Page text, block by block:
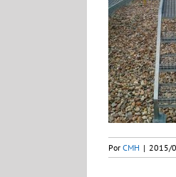
Por CMH | 2015/